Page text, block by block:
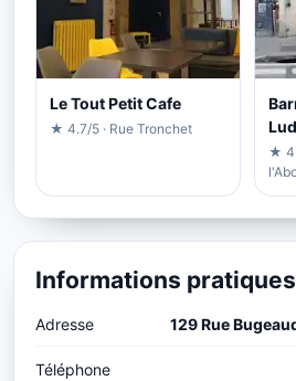
Le Tout Petit Cafe
★ 4.7/5 · Rue Tronchet
★
Informations pratiques
Adresse 129 Rue
Téléphone